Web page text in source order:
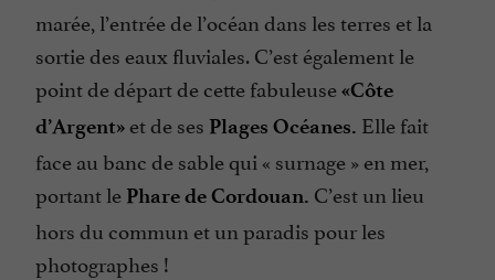
marée, l’entrée de l’océan dans les terres et la
sortie des eaux fluviales. C’est également le
point de départ de cette fabuleuse«Côte
d’Argent» et de ses Plages Océanes. Elle fait
face au banc de sable qui « surnage » en mer,
portant le Phare de Cordouan. C’est un lieu
hors du commun et un paradis pour les
photographes !